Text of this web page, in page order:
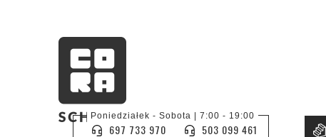
Poniedziałek - Sobota | 7:00 - 19:00
697 733 970 503 099 461